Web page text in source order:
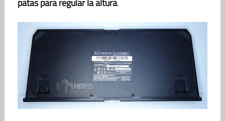
patas para regular la altura.